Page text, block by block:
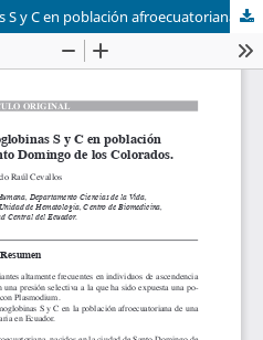
Prevalencia de hemoglobinas S y C en población afroecuatoriana de Santo Domingo de los Colorados.